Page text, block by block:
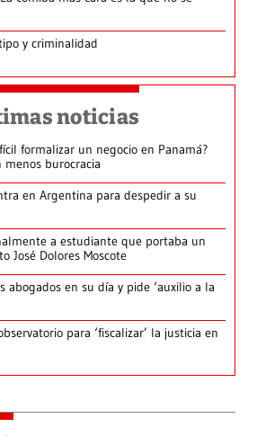
y criminalidad
noticias
formalizar un negocio en Panamá?
menos burocracia
en Argentina para despedir a su
a estudiante que portaba un
José Dolores Moscote
abogados en su día y pide ‘auxilio a la
para ‘fiscalizar’ la justicia en